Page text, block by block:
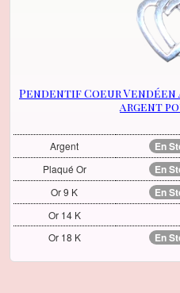
Pendentif Coeur
argent
Argent En
Plaqué Or
En
Or 9 K
En
Or 14 K
Or 18 K
En